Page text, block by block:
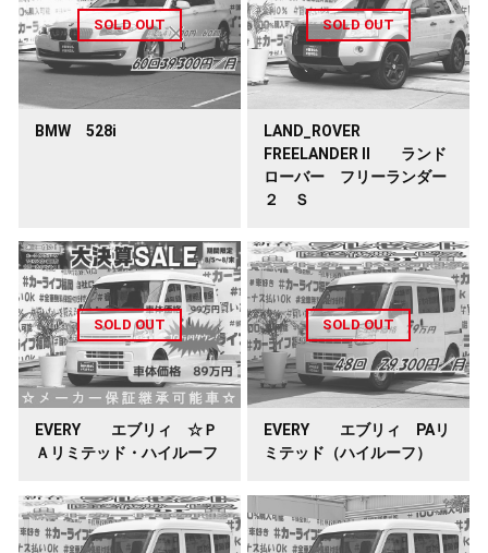
BMW 528i
LAND_ROVER
FREELANDER Ⅱ ランド
ローバー フリーランダー
２ Ｓ
EVERY エブリィ ☆Ｐ
Ａリミテッド・ハイルーフ
EVERY エブリィ PAリ
ミテッド（ハイルーフ）